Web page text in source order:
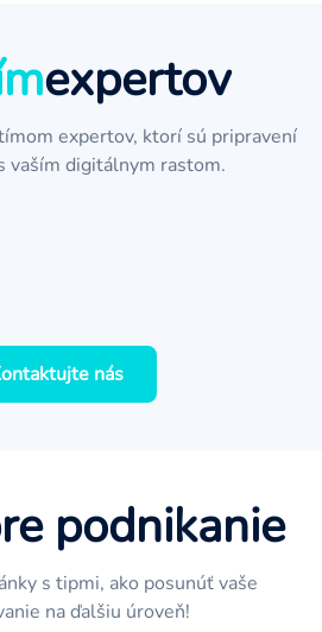
expertov
expertov, ktorí sú pripravení
vaším digitálnym rastom.
Jan
nás
podnikanie
s tipmi, ako posunúť vaše
na ďalšiu úroveň!